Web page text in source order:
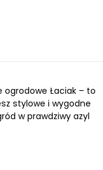
ogrodowe Łaciak – to
stylowe i wygodne
w prawdziwy azyl